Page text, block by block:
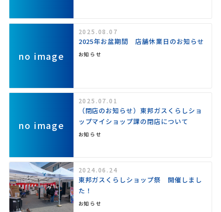
no image
2025.08.07
2025年お盆期間 店舗休業日のお知らせ
お知らせ
no image
2025.07.01
（閉店のお知らせ）東邦ガスくらしショ
ップマイショップ課の閉店について
お知らせ
2024.06.24
東邦ガスくらしショップ祭 開催しまし
た！
お知らせ